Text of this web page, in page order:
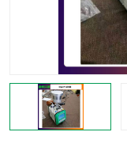
LB-4200高锰酸
烟尘烟气设备
粉尘设备